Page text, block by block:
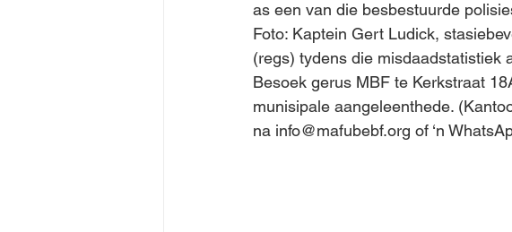
as een van die besbestuurde
Foto: Kaptein Gert Ludick,
(regs) tydens die misdaadstatistiek
Besoek gerus MBF te Kerkstraat
munisipale aangeleenthede.
na info@mafubebf.org of ‘n